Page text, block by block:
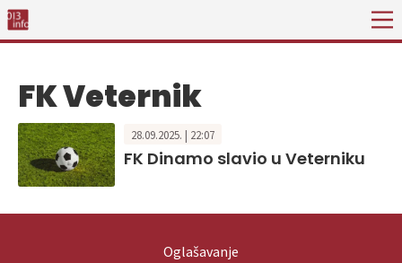
FK Veternik
28.09.2025. | 22:07
FK Dinamo slavio u Veterniku
Oglašavanje